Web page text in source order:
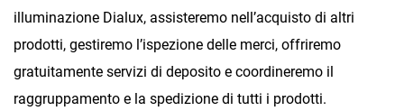
illuminazione Dialux, assisteremo nell’acquisto di altri
prodotti, gestiremo l’ispezione delle merci, offriremo
gratuitamente servizi di deposito e coordineremo il
raggruppamento e la spedizione di tutti i prodotti.